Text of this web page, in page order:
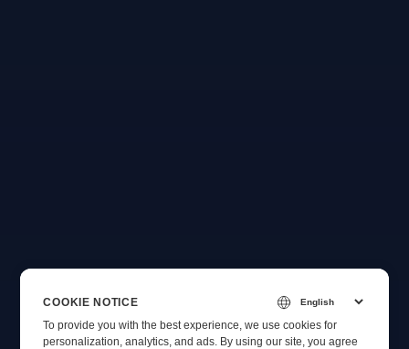
COOKIE NOTICE
To provide you with the best experience, we use cookies for
personalization, analytics, and ads. By using our site, you agree